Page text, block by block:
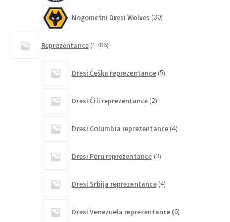
Nogometni Dresi Wolves 30izdelkov
Reprezentance 1786izdelkov
Dresi Češka reprezentance 5izdelkov
Dresi Čili reprezentance 2izdelka
Dresi Columbia reprezentance 4izdelki
Dresi Peru reprezentance 3izdelki
Dresi Srbija reprezentance 4izdelki
Dresi Venezuela reprezentance 6izdelkov